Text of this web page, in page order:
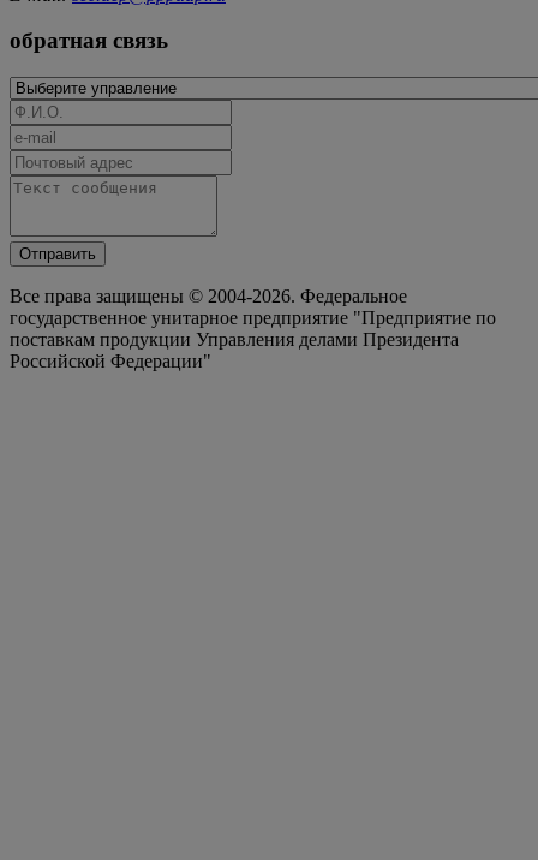
обратная связь
Отправить
Все права защищены © 2004-2026. Федеральное
государственное унитарное предприятие "Предприятие по
поставкам продукции Управления делами Президента
Российской Федерации"